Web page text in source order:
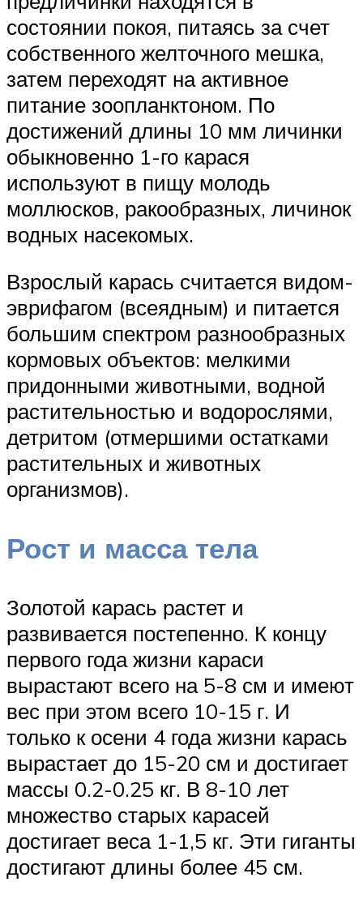
состоянии покоя, питаясь за счет
собственного желточного мешка,
затем переходят на активное
питание зоопланктоном. По
достижений длины 10 мм личинки
обыкновенно 1-го карася
используют в пищу молодь
моллюсков, ракообразных, личинок
водных насекомых.
Взрослый карась считается видом-
эврифагом (всеядным) и питается
большим спектром разнообразных
кормовых объектов: мелкими
придонными животными, водной
растительностью и водорослями,
детритом (отмершими остатками
растительных и животных
организмов).
Рост и масса тела
Золотой карась растет и
развивается постепенно. К концу
первого года жизни караси
вырастают всего на 5-8 см и имеют
вес при этом всего 10-15 г. И
только к осени 4 года жизни карась
вырастает до 15-20 см и достигает
массы 0.2-0.25 кг. В 8-10 лет
множество старых карасей
достигает веса 1-1,5 кг. Эти гиганты
достигают длины более 45 см.